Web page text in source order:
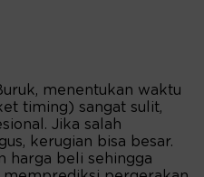
menentukan waktu
timing) sangat sulit,
Jika salah
kerugian bisa besar.
harga beli sehingga